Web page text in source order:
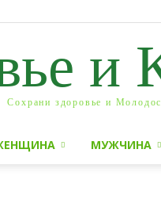
и
Сохрани здоровье и
МУЖЧИНА